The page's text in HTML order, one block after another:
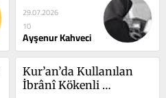
29.07.2026
10
Ayşenur Kahveci
Kur’an’da Kullanılan
İbrânî Kökenli